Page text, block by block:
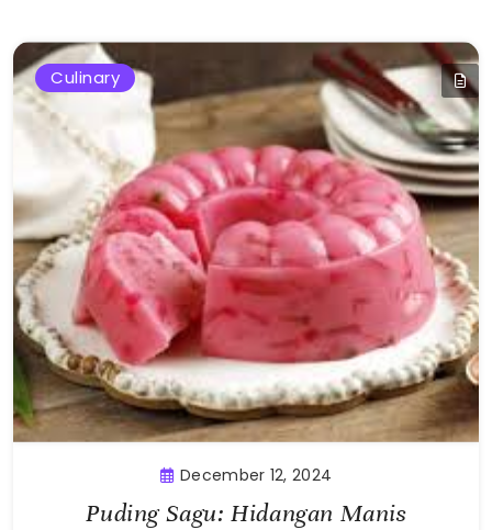
Culinary
December 12, 2024
Puding Sagu: Hidangan Manis